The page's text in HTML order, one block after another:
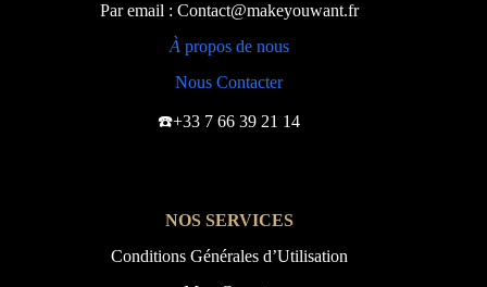
Par email : Contact@makeyouwant.fr
À propos de nous
Nous Contacter
☎️+33 7 66 39 21 14
NOS SERVICES
Conditions Générales d’Utilisation